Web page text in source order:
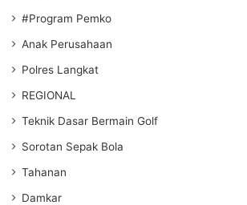
#Program Pemko
Anak Perusahaan
Polres Langkat
REGIONAL
Teknik Dasar Bermain Golf
Sorotan Sepak Bola
Tahanan
Damkar